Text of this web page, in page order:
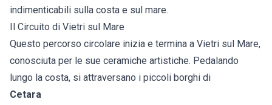
indimenticabili sulla costa e sul mare.
Il Circuito di Vietri sul Mare
Questo percorso circolare inizia e termina a Vietri sul Mare,
conosciuta per le sue ceramiche artistiche. Pedalando
lungo la costa, si attraversano i piccoli borghi di
Cetara